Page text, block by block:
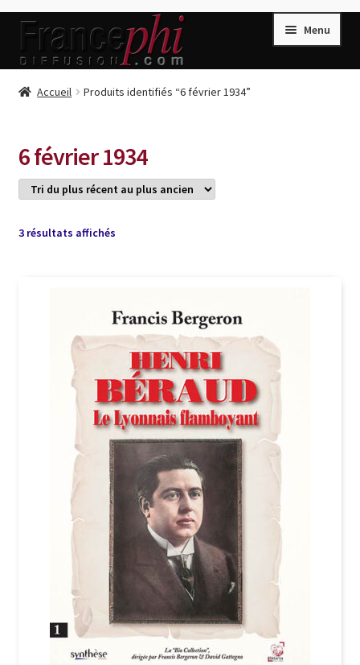
Aller
la
Aller
contenu
Menu
Accueil
Caisse
Conditions de Vente
Connection
Livres de Peter Randa
Livres de Philippe Randa
Login Customizer
Nous Contacter
Politique de confidentialité et cookies
Qui sommes-nous ?
Soutien à Philippe Randa
Suivi de la Commande
Accueil Produits identifiés “6 février 1934”
6 février 1934
3 résultats affichésTrié
plus
ancien